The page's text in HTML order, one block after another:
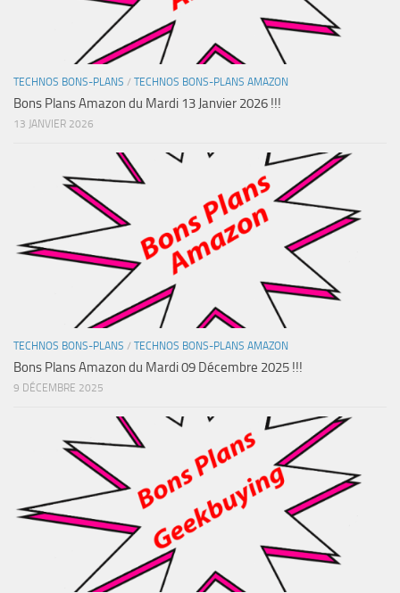
TECHNOS BONS-PLANS / TECHNOS BONS-PLANS AMAZON
Bons Plans Amazon du Mardi 13 Janvier 2026 !!!
13 JANVIER 2026
TECHNOS BONS-PLANS / TECHNOS BONS-PLANS AMAZON
Bons Plans Amazon du Mardi 09 Décembre 2025 !!!
9 DÉCEMBRE 2025